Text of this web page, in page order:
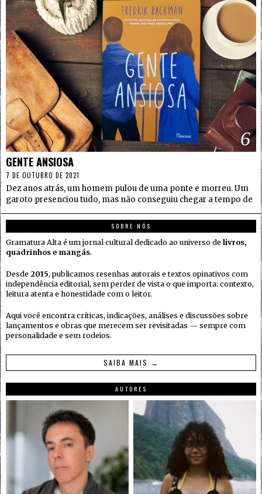
6
GENTE ANSIOSA
7 DE OUTUBRO DE 2021
Dez anos atrás, um homem pulou de uma ponte e morreu. Um
garoto presenciou tudo, mas não conseguiu chegar a tempo de
SOBRE NÓS
Gramatura Alta é um jornal cultural dedicado ao universo de livros,
quadrinhos e mangás.
Desde 2015, publicamos resenhas autorais e textos opinativos com
independência editorial, sem perder de vista o que importa: contexto,
leitura atenta e honestidade com o leitor.
Aqui você encontra críticas, indicações, análises e discussões sobre
lançamentos e obras que merecem ser revisitadas — sempre com
personalidade e sem rodeios.
SAIBA MAIS →
AUTORES